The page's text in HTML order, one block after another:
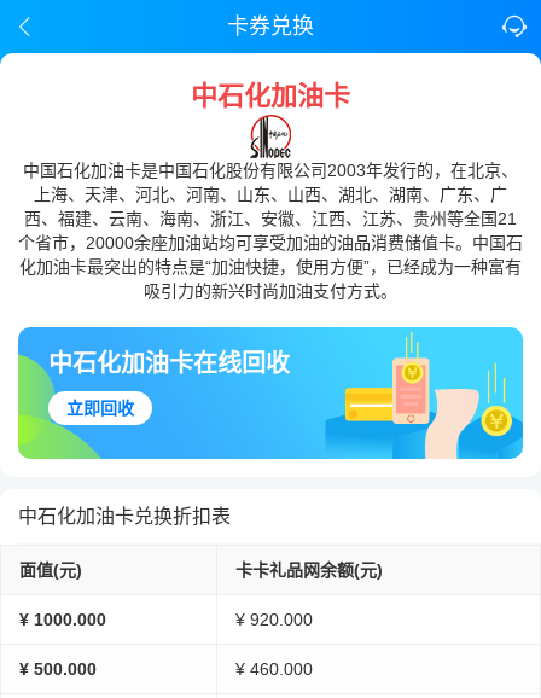
卡券兑换
中石化加油卡
中国石化加油卡是中国石化股份有限公司2003年发行的，在北京、
上海、天津、河北、河南、山东、山西、湖北、湖南、广东、广
西、福建、云南、海南、浙江、安徽、江西、江苏、贵州等全国21
个省市，20000余座加油站均可享受加油的油品消费储值卡。中国石
化加油卡最突出的特点是“加油快捷，使用方便”，已经成为一种富有
吸引力的新兴时尚加油支付方式。
中石化加油卡在线回收
立即回收
中石化加油卡兑换折扣表
面值(元) 卡卡礼品网余额(元)
¥ 1000.000 ¥ 920.000
¥ 500.000 ¥ 460.000